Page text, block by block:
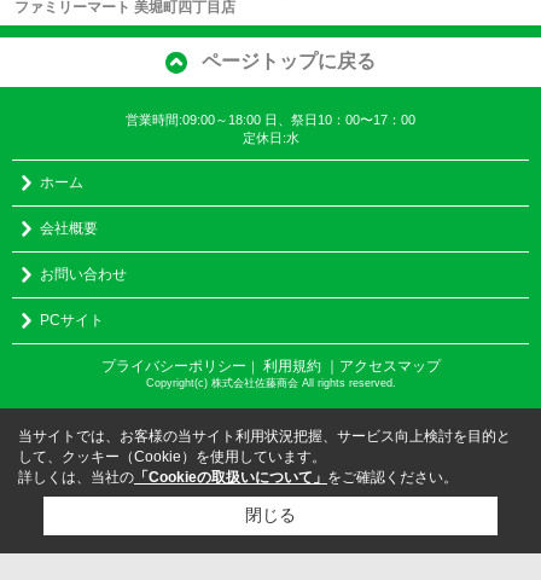
ファミリーマート 美堀町四丁目店
ページトップに戻る
営業時間:09:00～18:00 日、祭日10：00〜17：00
定休日:水
ホーム
会社概要
お問い合わせ
PCサイト
プライバシーポリシー ｜ 利用規約 ｜アクセスマップ
Copyright(c) 株式会社佐藤商会 All rights reserved.
当サイトでは、お客様の当サイト利用状況把握、サービス向上検討を目的と
して、クッキー（Cookie）を使用しています。
詳しくは、当社の 「Cookieの取扱いについて」 をご確認ください。
閉じる